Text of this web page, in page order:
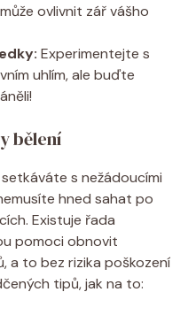
ovlivnit zář vášho
Experimentejte s
uhlím, ale buďte
bělení
s nežádoucími
hned sahat po
Existuje řada
pomoci obnovit
a to bez rizika poškození
tipů, jak na to: